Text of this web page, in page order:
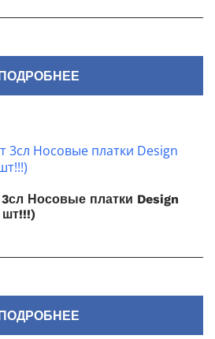
Носовые платки Design
шт!!!)